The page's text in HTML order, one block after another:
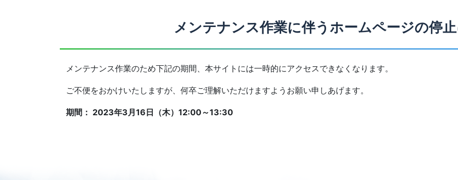
メンテナンス作業に伴うホームページの停
メンテナンス作業のため下記の期間、本サイトには一時的にアクセスできなくなります。
ご不便をおかけいたしますが、何卒ご理解いただけますようお願い申しあげます。
期間： 2023年3月16日（木）12:00～13:30